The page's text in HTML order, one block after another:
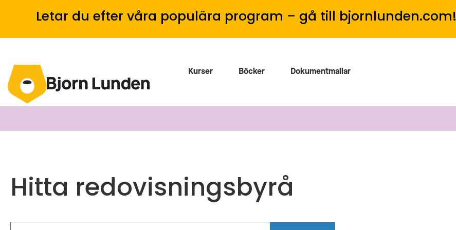
Letar du efter våra populära program – gå till bjornlunden.com!
Kurser Böcker Dokumentmallar
Hitta redovisningsbyrå